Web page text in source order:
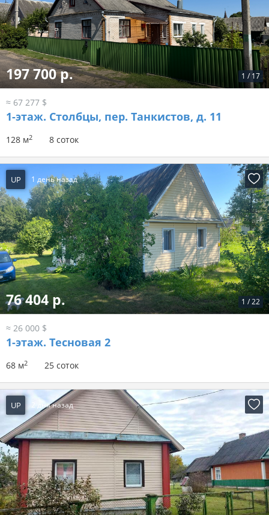
1 / 17
197 700 р.
≈ 67 277 $
1-этаж. Столбцы, пер. Танкистов, д. 11
128 м2 8 соток
UP 1 день назад
1 /22
76 404 р.
≈ 26 000 $
1-этаж. Тесновая 2
68 м2 25 соток
UP 2 дня назад